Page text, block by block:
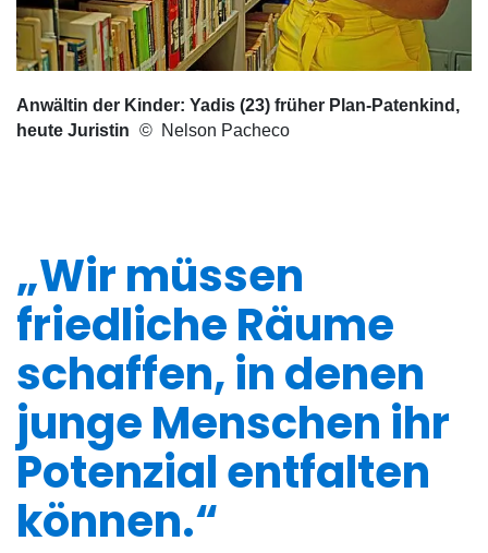
Anwältin der Kinder: Yadis (23) früher Plan-Patenkind,
heute Juristin
Nelson Pacheco
„Wir müssen
friedliche Räume
schaffen, in denen
junge Menschen ihr
Potenzial entfalten
können.“